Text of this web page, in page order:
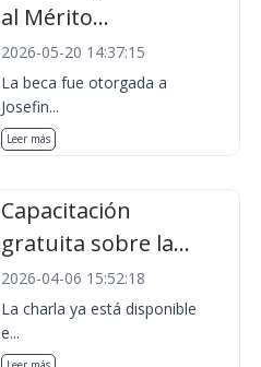
al Mérito...
2026-05-20 14:37:15
La beca fue otorgada a
Josefin...
Leer más
Capacitación
gratuita sobre la...
2026-04-06 15:52:18
La charla ya está disponible
e...